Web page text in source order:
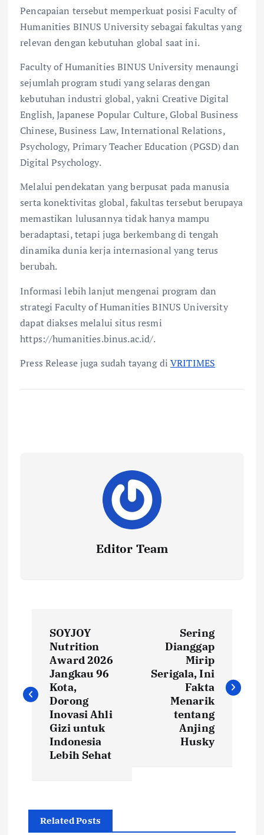
Pencapaian tersebut memperkuat posisi Faculty of
Humanities BINUS University sebagai fakultas yang
relevan dengan kebutuhan global saat ini.
Faculty of Humanities BINUS University menaungi
sejumlah program studi yang selaras dengan
kebutuhan industri global, yakni Creative Digital
English, Japanese Popular Culture, Global Business
Chinese, Business Law, International Relations,
Psychology, Primary Teacher Education (PGSD) dan
Digital Psychology.
Melalui pendekatan yang berpusat pada manusia
serta konektivitas global, fakultas tersebut berupaya
memastikan lulusannya tidak hanya mampu
beradaptasi, tetapi juga berkembang di tengah
dinamika dunia kerja internasional yang terus
berubah.
Informasi lebih lanjut mengenai program dan
strategi Faculty of Humanities BINUS University
dapat diakses melalui situs resmi
https://humanities.binus.ac.id/.
Press Release juga sudah tayang diVRITIMES
Editor Team
s
t
SOYJOY
Nutrition
Award 2026
Jangkau 96
Kota,
Dorong
Inovasi Ahli
Gizi untuk
Indonesia
Lebih Sehat
Sering
Dianggap
Mirip
Serigala, Ini
Fakta
Menarik
tentang
Anjing
Husky
Related Posts